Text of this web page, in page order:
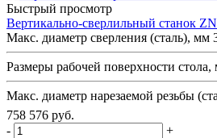
Быстрый просмотр
Вертикально-сверлильный станок
Макс. диаметр сверления (сталь), мм
Размеры рабочей поверхности стола,
Макс. диаметр нарезаемой резьбы
758 576 руб.
-
+